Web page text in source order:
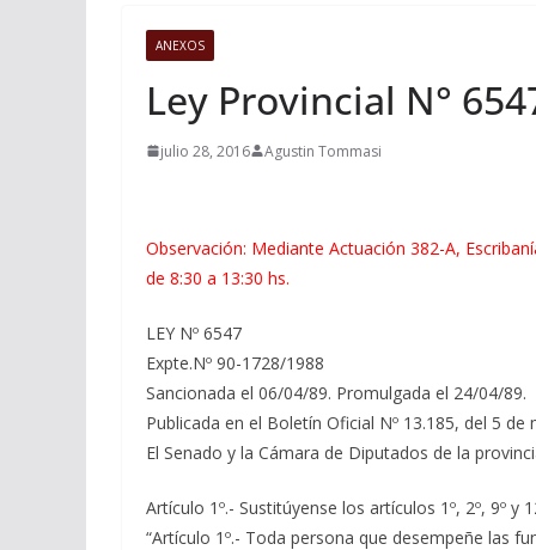
ANEXOS
Ley Provincial N°
julio 28, 2016 Agustin Tommasi
Observación: Mediante Actuación 382-A,
de 8:30 a 13:30 hs.
LEY Nº 6547
Expte.Nº 90-1728/1988
Sancionada el 06/04/89. Promulgada el 24/04/89.
Publicada en el Boletín Oficial Nº 13.185, del 5 de
El Senado y la Cámara de Diputados de la
Artículo 1º.- Sustitúyense los artículos 1º, 2º, 9º y
“Artículo 1º.- Toda persona que desempeñe las